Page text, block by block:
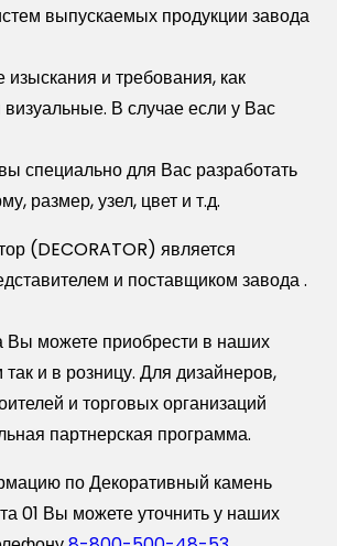
выпускаемых продукции завода
изыскания и требования, как
визуальные. В случае если у Вас
специально для Вас разработать
размер, узел, цвет и т.д.
(DECORATOR) является
и поставщиком завода .
Вы можете приобрести в наших
так и в розницу. Для дизайнеров,
и торговых организаций
партнерская программа.
по Декоративный камень
01 Вы можете уточнить у наших